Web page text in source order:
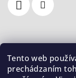
Tento web
prechádzaním
Nákupný košík